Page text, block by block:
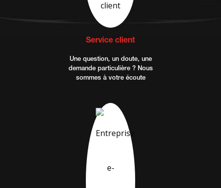
Service client
Une question, un doute, une
demande particulière ? Nous
sommes à votre écoute